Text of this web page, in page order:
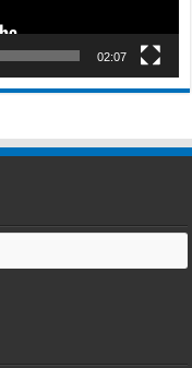
02:07